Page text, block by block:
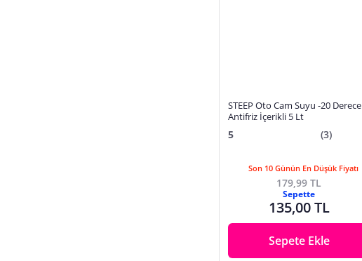
STEEP Oto Cam Suyu -20 Derece
Antifriz İçerikli 5 Lt
5 (3)
Son 10 Günün En Düşük Fiyatı
179,99 TL
Sepette
135,00 TL
Sepete Ekle